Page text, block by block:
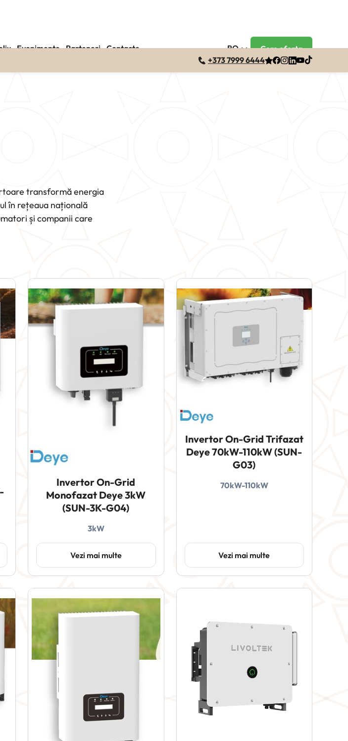
+373 7999 6444
Evenimente Parteneri Contacte RO Cere oferta
transformă energia
în rețeaua națională
și companii care
Invertor On-Grid
Monofazat Deye 3kW
(SUN-3K-G04)
3kW
Vezi mai multe
Invertor On-Grid Trifazat
Deye 70kW-110kW (SUN-
G03)
70kW-110kW
Vezi mai multe